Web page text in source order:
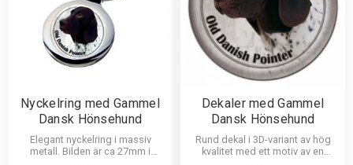
Nyckelring med Gammel
Dansk Hönsehund
Elegant nyckelring i massiv
metall. Bilden är ca 27mm i
Dekaler med Gammel
Dansk Hönsehund
Rund dekal i 3D-variant av hög
kvalitet med ett motiv av en